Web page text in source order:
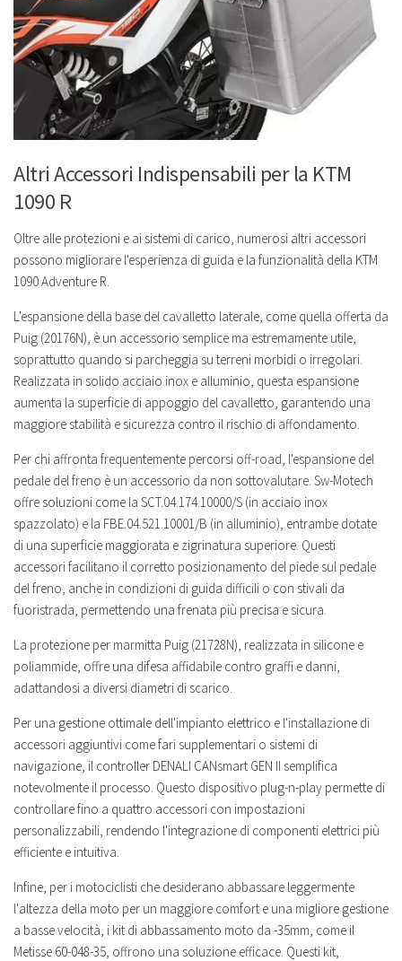
Altri Accessori Indispensabili per la KTM
1090 R
Oltre alle protezioni e ai sistemi di carico, numerosi altri accessori
possono migliorare l'esperienza di guida e la funzionalità della KTM
1090 Adventure R.
L'espansione della base del cavalletto laterale, come quella offerta da
Puig (20176N), è un accessorio semplice ma estremamente utile,
soprattutto quando si parcheggia su terreni morbidi o irregolari.
Realizzata in solido acciaio inox e alluminio, questa espansione
aumenta la superficie di appoggio del cavalletto, garantendo una
maggiore stabilità e sicurezza contro il rischio di affondamento.
Per chi affronta frequentemente percorsi off-road, l'espansione del
pedale del freno è un accessorio da non sottovalutare. Sw-Motech
offre soluzioni come la SCT.04.174.10000/S (in acciaio inox
spazzolato) e la FBE.04.521.10001/B (in alluminio), entrambe dotate
di una superficie maggiorata e zigrinatura superiore. Questi
accessori facilitano il corretto posizionamento del piede sul pedale
del freno, anche in condizioni di guida difficili o con stivali da
fuoristrada, permettendo una frenata più precisa e sicura.
La protezione per marmitta Puig (21728N), realizzata in silicone e
poliammide, offre una difesa affidabile contro graffi e danni,
adattandosi a diversi diametri di scarico.
Per una gestione ottimale dell'impianto elettrico e l'installazione di
accessori aggiuntivi come fari supplementari o sistemi di
navigazione, il controller DENALI CANsmart GEN II semplifica
notevolmente il processo. Questo dispositivo plug-n-play permette di
controllare fino a quattro accessori con impostazioni
personalizzabili, rendendo l'integrazione di componenti elettrici più
efficiente e intuitiva.
Infine, per i motociclisti che desiderano abbassare leggermente
l'altezza della moto per un maggiore comfort e una migliore gestione
a basse velocità, i kit di abbassamento moto da -35mm, come il
Metisse 60-048-35, offrono una soluzione efficace. Questi kit,